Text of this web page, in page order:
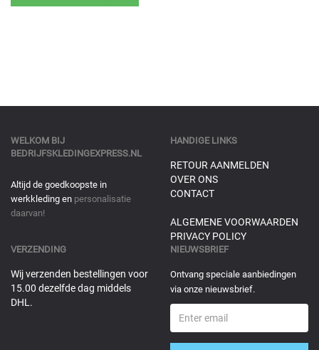
WELKOM BIJ
BEDRIJFSKLEDINGEXPRESS.NL
Altijd de goedkoopste in
werkkleding en personalisatie
daarvan!
HANDIGE LINKS
RETOUR AANMELDEN
OVER ONS
CONTACT
ALGEMENE VOORWAARDEN
PRIVACY POLICY
VERZENDING
Wij verzenden bestellingen voor
15.00 dezelfde dag middels
DHL.
NIEUWSBRIEF
Ontvang speciale aanbiedingen
via onze nieuwsbrief.